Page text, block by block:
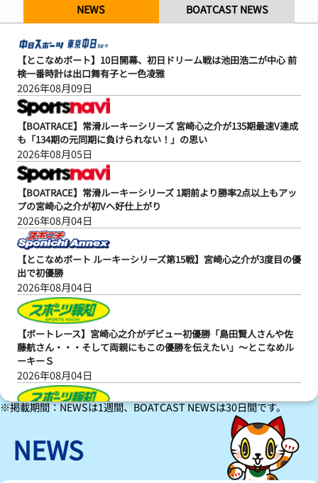
NEWS BOATCAST NEWS
【とこなめボート】10日開幕、初日ドリーム戦は池田浩二が中心 前
検一番時計は出口舞有子と一色凌雅
2026年08月09日
【BOATRACE】常滑ルーキーシリーズ 宮崎心之介が135期最速V達成
も「134期の元同期に負けられない！」の思い
2026年08月05日
【BOATRACE】常滑ルーキーシリーズ 1期前より勝率2点以上もアッ
プの宮崎心之介が初Vへ好仕上がり
2026年08月04日
【とこなめボート ルーキーシリーズ第15戦】宮崎心之介が3度目の優
出で初優勝
2026年08月04日
【ボートレース】宮崎心之介がデビュー初優勝「島田賢人さんや佐
藤航さん・・・そして両親にもこの優勝を伝えたい」～とこなめル
ーキーＳ
2026年08月04日
【ボートレース】宮崎心之介が強気でデビュー初Ｖ！次の目標はＡ
１昇格「上の舞台で仕事ができるように努力していきたい」～とこ
なめルーキーＳ
2026年08月04日
※掲載期間：NEWSは1週間、BOATCAST NEWSは30日間です。
NEWS